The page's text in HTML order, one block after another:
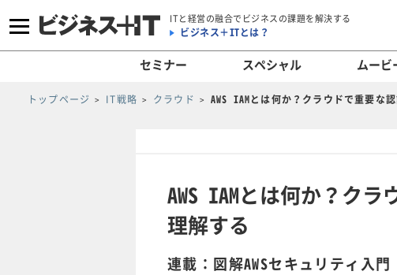
ITと経営の融合でビジネスの課題を解決する
ビジネス＋ITとは？
セミナー スペシャル ムービ
トップページ IT戦略 クラウド AWS IAMとは何か？クラウドで重要な
AWS IAMとは何か？ク
理解する
連載：図解AWSセキュリティ入門